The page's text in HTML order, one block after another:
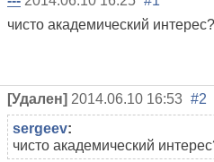
чисто академический интерес?
[Удален] 2014.06.10 16:53 #2
sergeev:
чисто академический